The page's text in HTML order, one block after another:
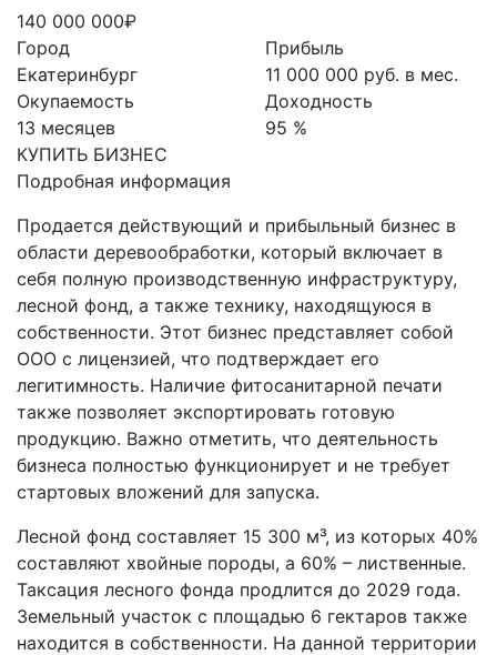
140 000 000₽
Город
Екатеринбург
Окупаемость
13 месяцев
КУПИТЬ БИЗНЕС
Прибыль
11 000 000 руб. в мес.
Доходность
95 %
Подробная информация
Продается действующий и прибыльный бизнес в
области деревообработки, который включает в
себя полную производственную инфраструктуру,
лесной фонд, а также технику, находящуюся в
собственности. Этот бизнес представляет собой
ООО с лицензией, что подтверждает его
легитимность. Наличие фитосанитарной печати
также позволяет экспортировать готовую
продукцию. Важно отметить, что деятельность
бизнеса полностью функционирует и не требует
стартовых вложений для запуска.
Лесной фонд составляет 15 300 м³, из которых 40%
составляют хвойные породы, а 60% – лиственные.
Таксация лесного фонда продлится до 2029 года.
Земельный участок с площадью 6 гектаров также
находится в собственности. На данной территории